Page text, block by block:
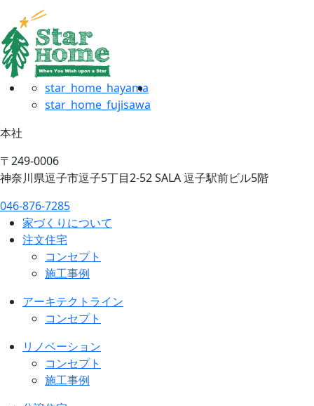
star_home_hayama
star_home_fujisawa
本社
〒249-0006
神奈川県逗子市逗子5丁目2-52 SALA 逗子駅前ビル5階
046-876-7285
家づくりについて
注文住宅
コンセプト
施工事例
アーキテクトライン
コンセプト
リノベーション
コンセプト
施工事例